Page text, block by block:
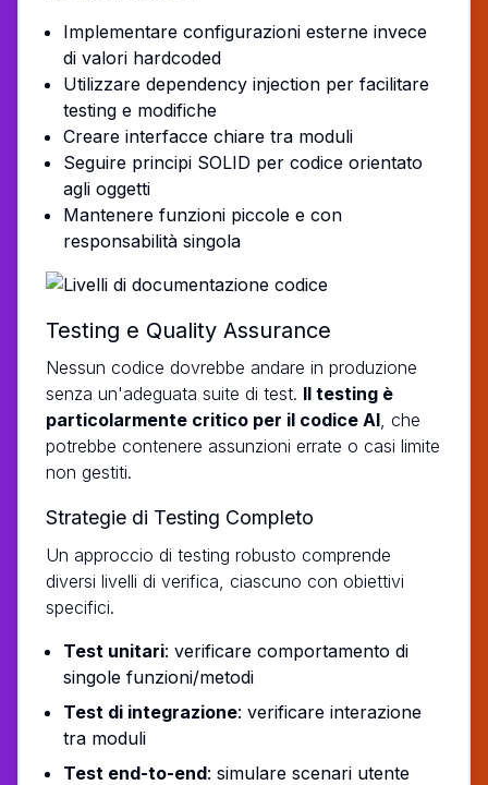
Implementare configurazioni esterne invece
di valori hardcoded
Utilizzare dependency injection per facilitare
testing e modifiche
Creare interfacce chiare tra moduli
Seguire principi SOLID per codice orientato
agli oggetti
Mantenere funzioni piccole e con
responsabilità singola
Testing e Quality Assurance
Nessun codice dovrebbe andare in produzione
senza un'adeguata suite di test. Il testing è
particolarmente critico per il codice AI , che
potrebbe contenere assunzioni errate o casi limite
non gestiti.
Strategie di Testing Completo
Un approccio di testing robusto comprende
diversi livelli di verifica, ciascuno con obiettivi
specifici.
Test unitari: verificare comportamento di
singole funzioni/metodi
Test di integrazione: verificare interazione
tra moduli
Test end-to-end: simulare scenari utente